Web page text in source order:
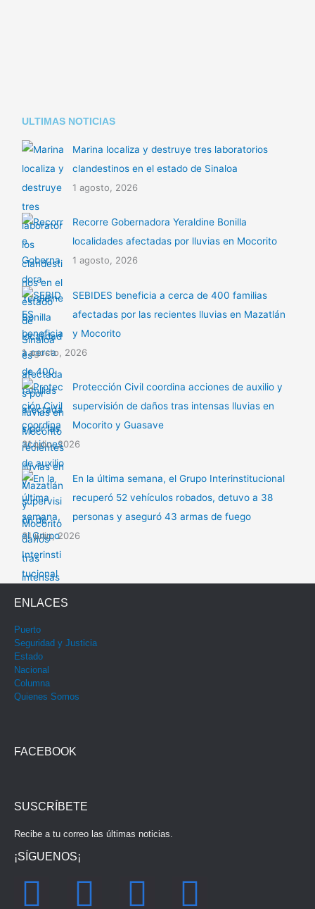
ULTIMAS NOTICIAS
Marina localiza y destruye tres laboratorios
clandestinos en el estado de Sinaloa
1 agosto, 2026
Recorre Gobernadora Yeraldine Bonilla
localidades afectadas por lluvias en Mocorito
1 agosto, 2026
SEBIDES beneficia a cerca de 400 familias
afectadas por las recientes lluvias en Mazatlán
y Mocorito
1 agosto, 2026
Protección Civil coordina acciones de auxilio y
supervisión de daños tras intensas lluvias en
Mocorito y Guasave
31 julio, 2026
En la última semana, el Grupo Interinstitucional
recuperó 52 vehículos robados, detuvo a 38
personas y aseguró 43 armas de fuego
31 julio, 2026
ENLACES
Puerto
Seguridad y Justicia
Estado
Nacional
Columna
Quienes Somos
FACEBOOK
SUSCRÍBETE
Recibe a tu correo las últimas noticias.
¡SÍGUENOS¡
F
I
Y
T